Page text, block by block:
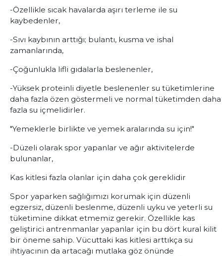
-Özellikle sıcak havalarda aşırı terleme ile su
kaybedenler,
-Sıvı kaybının arttığı; bulantı, kusma ve ishal
zamanlarında,
-Çoğunlukla lifli gıdalarla beslenenler,
-Yüksek proteinli diyetle beslenenler su tüketimlerine
daha fazla özen göstermeli ve normal tüketimden daha
fazla su içmelidirler.
"Yemeklerle birlikte ve yemek aralarında su için!"
-Düzeli olarak spor yapanlar ve ağır aktivitelerde
bulunanlar,
Kas kitlesi fazla olanlar için daha çok gereklidir
Spor yaparken sağlığımızı korumak için düzenli
egzersiz, düzenli beslenme, düzenli uyku ve yeterli su
tüketimine dikkat etmemiz gerekir. Özellikle kas
geliştirici antrenmanlar yapanlar için bu dört kural kilit
bir öneme sahip. Vücuttaki kas kitlesi arttıkça su
ihtiyacının da artacağı mutlaka göz önünde